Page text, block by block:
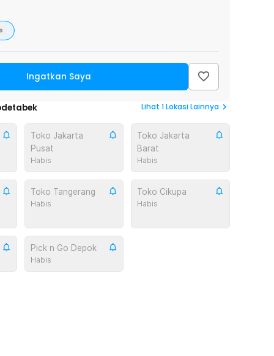
Ingatkan Saya
Lihat 1Lokasi Lainnya
Toko Jakarta
Pusat
Habis
Toko Jakarta
Barat
Habis
Toko Tangerang
Habis
Toko Cikupa
Habis
Pick n Go Depok
Habis